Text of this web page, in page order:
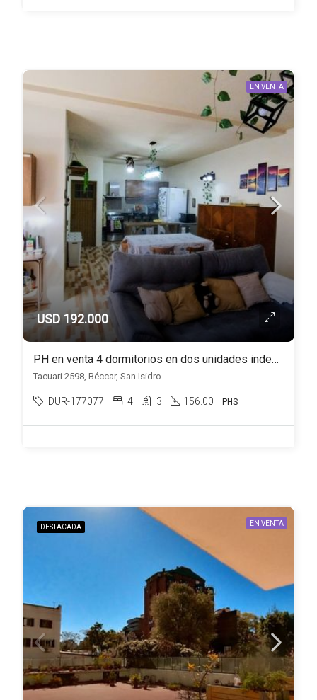
EN VENTA
USD 192.000
PH en venta 4 dormitorios en dos unidades independientes
Tacuari 2598, Béccar, San Isidro
DUR-177077 4 3 156.00 PHS
DESTACADA EN VENTA